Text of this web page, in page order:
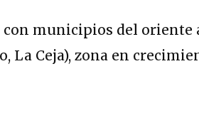
municipios del oriente
La Ceja), zona en